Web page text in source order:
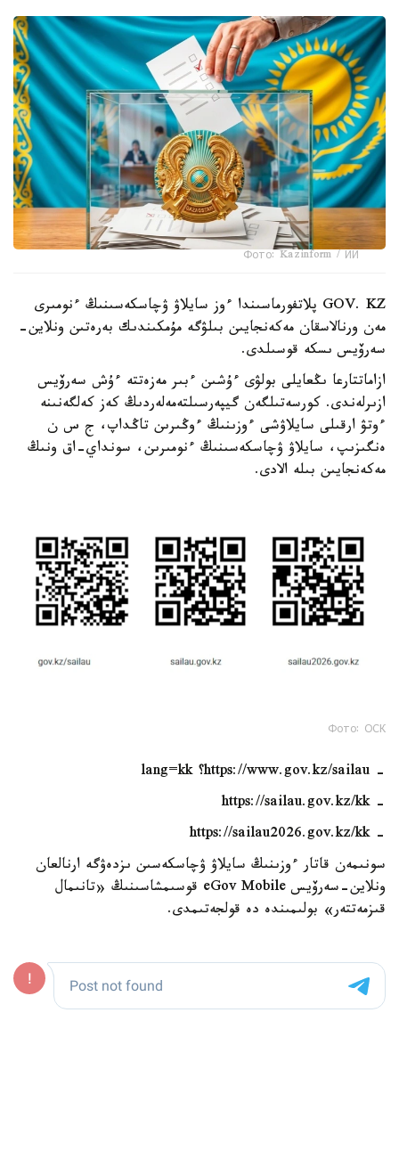
Фото: Kazinform / ИИ
GOV. KZ پلاتفورماسىندا ءوز سايلاۋ ۋچاسكەسىنىڭ ءنومىرى
مەن ورنالاسقان مەكەنجايىن بىلۋگە مۇمكىندىك بەرەتىن ونلاين-
سەرۆيس ىسكە قوسىلدى.
ازاماتتارعا ىڭعايلى بولۋى ءۇشىن ءبىر مەزەتتە ءۇش سەرۆيس
ازىرلەندى. كورسەتىلگەن گيپەرسىلتەمەلەردىڭ كەز كەلگەنىنە
ءوتۋ ارقىلى سايلاۋشى ءوزىنىڭ ءوڭىرىن تاڭداپ، ج س ن
ەنگىزىپ، سايلاۋ ۋچاسكەسىنىڭ ءنومىرىن، سونداي-اق ونىڭ
مەكەنجايىن بىلە الادى.
Фото: ОСК
- https://www.gov.kz/sailau؟ lang=kk
- https://sailau.gov.kz/kk
- https://sailau2026.gov.kz/kk
سونىمەن قاتار ءوزىنىڭ سايلاۋ ۋچاسكەسىن ىزدەۋگە ارنالعان
ونلاين-سەرۆيس eGov Mobile قوسىمشاسىنىڭ «تانىمال
قىزمەتتەر» بولىمىندە دە قولجەتىمدى.